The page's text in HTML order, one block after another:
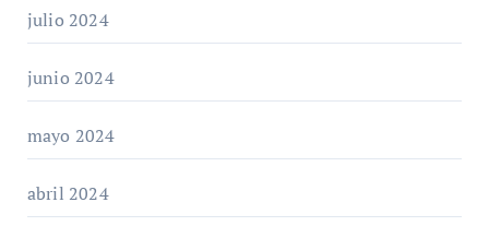
julio 2024
junio 2024
mayo 2024
abril 2024